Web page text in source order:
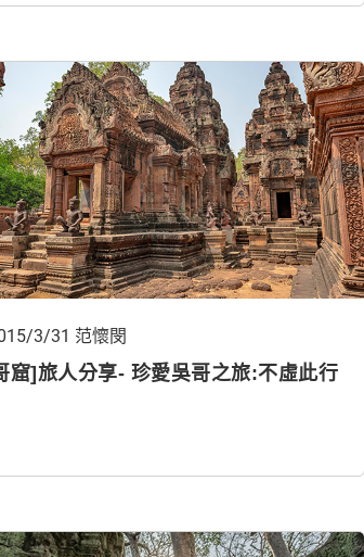
窟]旅人分享- 珍愛吳哥之旅:不虛此行
3/31 范懷閔